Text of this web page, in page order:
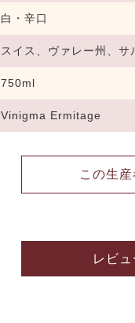
白・辛口
スイス、ヴァレー州、サ
750ml
Vinigma Ermitage
この生
レビュ